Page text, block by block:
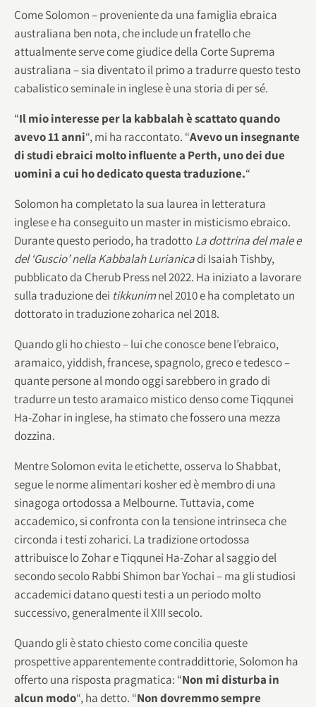
Come Solomon – proveniente da una famiglia ebraica
australiana ben nota, che include un fratello che
attualmente serve come giudice della Corte Suprema
australiana – sia diventato il primo a tradurre questo testo
cabalistico seminale in inglese è una storia di per sé.
“Il mio interesse per la kabbalah è scattato quando
avevo 11 anni“, mi ha raccontato. “Avevo un insegnante
di studi ebraici molto influente a Perth, uno dei due
uomini a cui ho dedicato questa traduzione.“
Solomon ha completato la sua laurea in letteratura
inglese e ha conseguito un master in misticismo ebraico.
Durante questo periodo, ha tradottoLa dottrina del male e
del ‘Guscio’ nella Kabbalah Lurianicadi Isaiah Tishby,
pubblicato da Cherub Press nel 2022. Ha iniziato a lavorare
sulla traduzione dei tikkunimnel 2010 e ha completato un
dottorato in traduzione zoharica nel 2018.
Quando gli ho chiesto – lui che conosce bene l’ebraico,
aramaico, yiddish, francese, spagnolo, greco e tedesco –
quante persone al mondo oggi sarebbero in grado di
tradurre un testo aramaico mistico denso come Tiqqunei
Ha-Zohar in inglese, ha stimato che fossero una mezza
dozzina.
Mentre Solomon evita le etichette, osserva lo Shabbat,
segue le norme alimentari kosher ed è membro di una
sinagoga ortodossa a Melbourne. Tuttavia, come
accademico, si confronta con la tensione intrinseca che
circonda i testi zoharici. La tradizione ortodossa
attribuisce lo Zohar e Tiqqunei Ha-Zohar al saggio del
secondo secolo Rabbi Shimon bar Yochai – ma gli studiosi
accademici datano questi testi a un periodo molto
successivo, generalmente il XIII secolo.
Quando gli è stato chiesto come concilia queste
prospettive apparentemente contraddittorie, Solomon ha
offerto una risposta pragmatica: “Non mi disturba in
alcun modo“, ha detto. “Non dovremmo sempre